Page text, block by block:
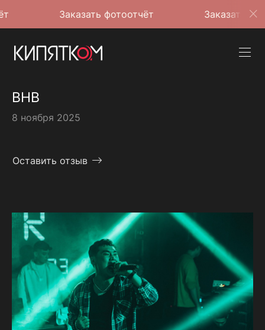
Заказать фотоотчёт Заказать
BHB
8 ноября 2025
Оставить отзыв